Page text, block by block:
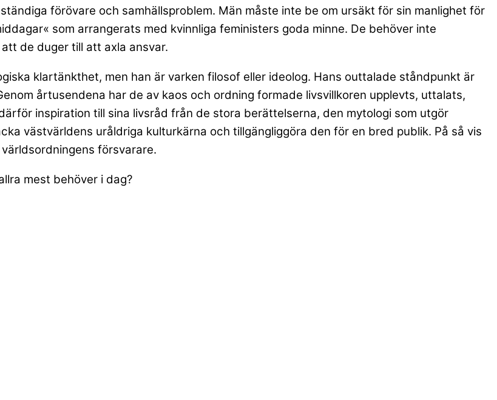
förövare och samhällsproblem. Män måste inte be om ursäkt för sin manlighet för
som arrangerats med kvinnliga feministers goda minne. De behöver inte
de duger till att axla ansvar.
klartänkthet, men han är varken filosof eller ideolog. Hans outtalade ståndpunkt är
årtusendena har de av kaos och ordning formade livsvillkoren upplevts, uttalats,
inspiration till sina livsråd från de stora berättelserna, den mytologi som utgör
västvärldens uråldriga kulturkärna och tillgängliggöra den för en bred publik. På så vis
försvarare.
mest behöver i dag?